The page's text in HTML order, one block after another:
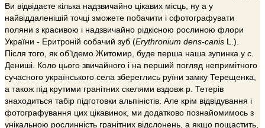
Ви відвідаєте кілька надзвичайно цікавих місць, ну а у
найвіддаленішій точці зможете побачити і сфотографувати
поляни з красивою і надзвичайно рідкісною рослиною флори
України - Еритроній собачий зуб (Erythronium dens-canis L.).
Після того, як об’їдемо Житомир, буде перша наша зупинка у с.
Дениші. Коло цього звичайного і на перший погляд непримітного
сучасного українського села збереглись руїни замку Терещенка,
а також під крутими гранітних скелями вздовж р. Тетерів
знаходиться табір підготовки альпіністів. Але крім відвідування і
фотографування цих цікавинок, ми додатково познайомимось з
унікальною рослинність гранітних відслонень, а якщо пощастить,